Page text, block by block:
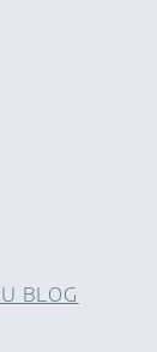
BLOG